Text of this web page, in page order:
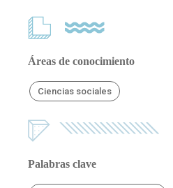
Áreas de conocimiento
Ciencias sociales
Palabras clave